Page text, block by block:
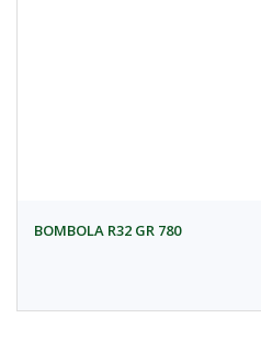
BOMBOLA R32 GR 780